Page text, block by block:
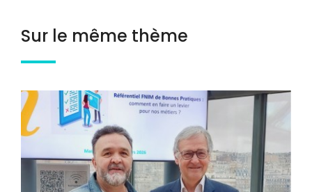
Sur le même thème